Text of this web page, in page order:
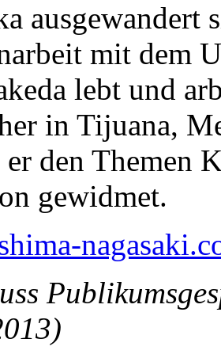
mit dem
lebt und
in Tijuana,
den Themen
gewidmet.